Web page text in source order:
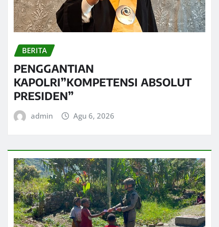
BERITA
PENGGANTIAN
KAPOLRI”KOMPETENSI ABSOLUT
PRESIDEN”
admin Agu 6, 2026